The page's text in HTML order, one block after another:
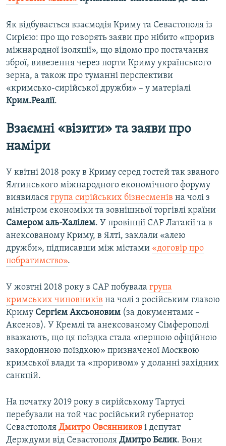
Як відбувається взаємодія Криму та Севастополя із
Сирією: про що говорять заяви про нібито «прорив
міжнародної ізоляції», що відомо про постачання
зброї, вивезення через порти Криму українського
зерна, а також про туманні перспективи
«кримсько-сирійської дружби» – у матеріалі
Крим.Реалії.
Взаємні «візити» та заяви про
наміри
У квітні 2018 року в Криму серед гостей так званого
Ялтинського міжнародного економічного форуму
виявилася група сирійських бізнесменів на чолі з
міністром економіки та зовнішньої торгівлі країни
Самером аль-Халілем. У провінції САР Латакії та в
анексованому Криму, в Ялті, заклали «алею
дружби», підписавши між містами «договір про
побратимство».
У жовтні 2018 року в САР побувала група
кримських чиновників на чолі з російським главою
Криму Сергієм Аксьоновим (за документами –​
Аксенов). У Кремлі та анексованому Сімферополі
вважають, що ця поїздка стала «першою офіційною
закордонною поїздкою» призначеної Москвою
кримської влади та «проривом» у доланні західних
санкцій.
На початку 2019 року в сирійському Тартусі
перебували на той час російський губернатор
Севастополя Дмитро Овсянников і депутат
Держдуми від Севастополя Дмитро Бєлик. Вони